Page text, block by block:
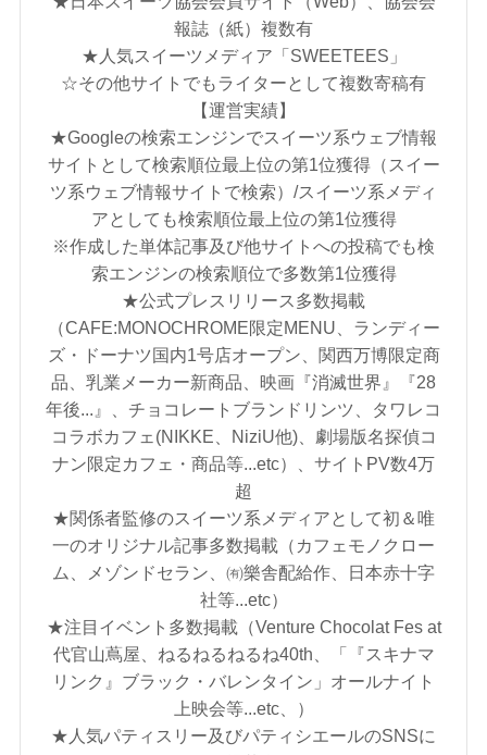
報誌（紙）複数有
★人気スイーツメディア「SWEETEES」
☆その他サイトでもライターとして複数寄稿有
【運営実績】
★Googleの検索エンジンでスイーツ系ウェブ情報
サイトとして検索順位最上位の第1位獲得（スイー
ツ系ウェブ情報サイトで検索）/スイーツ系メディ
アとしても検索順位最上位の第1位獲得
※作成した単体記事及び他サイトへの投稿でも検
索エンジンの検索順位で多数第1位獲得
★公式プレスリリース多数掲載
（CAFE:MONOCHROME限定MENU、ランディー
ズ・ドーナツ国内1号店オープン、関西万博限定商
品、乳業メーカー新商品、映画『消滅世界』『28
年後...』、チョコレートブランドリンツ、タワレコ
コラボカフェ(NIKKE、NiziU他)、劇場版名探偵コ
ナン限定カフェ・商品等...etc）、サイトPV数4万
超
★関係者監修のスイーツ系メディアとして初＆唯
一のオリジナル記事多数掲載（カフェモノクロー
ム、メゾンドセラン、㈲樂舎配給作、日本赤十字
社等...etc）
★注目イベント多数掲載（Venture Chocolat Fes at
代官山蔦屋、ねるねるねるね40th、「『スキナマ
リンク』ブラック・バレンタイン」オールナイト
上映会等...etc、）
★人気パティスリー及びパティシエールのSNSに